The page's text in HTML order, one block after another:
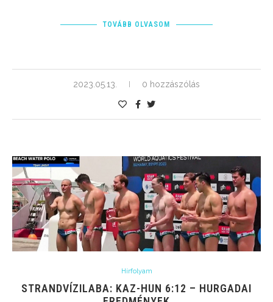
TOVÁBB OLVASOM
2023.05.13. 0 hozzászólás
Hírfolyam
STRANDVÍZILABA: KAZ-HUN 6:12 – HURGADAI